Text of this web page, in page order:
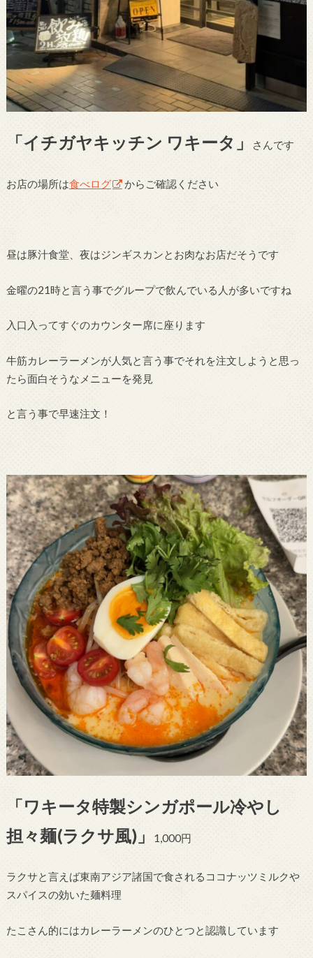
「イチガヤキッチン ワキータ」 さんです
お店の場所は食べログ からご確認ください
昼は豚汁食堂、夜はジンギスカンとお肉なお店だそうです
金曜の21時と言う事でグループで飲んでいる人が多いですね
入口入ってすぐのカウンター席に座ります
牛筋カレーラーメンが人気と言う事でそれを注文しようと思っ
たら面白そうなメニューを発見
と言う事で早速注文！
「ワキータ特製シンガポール冷やし
担々麺(ラクサ風)」
1,000円
ラクサと言えば東南アジア諸国で食されるココナッツミルクや
スパイスの効いた麺料理
たこさん的にはカレーラーメンのひとつと認識しています